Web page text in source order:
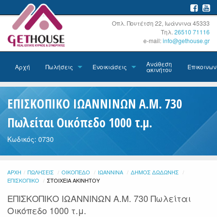
Οπλ. Πουτέτση 22, Ιωάννινα 45333
Τηλ. 26510 71116
e-mail:info@gethouse.gr
Αρχή Πωλήσεις Ενοικιάσεις Ανάθεση
ακινήτου
ΕΠΙΣΚΟΠΙΚΟ ΙΩΑΝΝΙΝΩΝ Α.Μ. 730
Πωλείται Οικόπεδο 1000 τ.μ.
Κωδικός: 0730
ΑΡΧΉ ΠΩΛΉΣΕΙΣ ΟΙΚΌΠΕΔΟ ΙΩΆΝΝΙΝΑ
ΔΉΜΟΣ ΔΩΔΏΝΗΣ
ΕΠΙΣΚΟΠΙΚΌ
ΤΡΈΧΟΥΣΑ:
ΣΤΟΙΧΕΊΑ ΑΚΙΝΉΤΟΥ
ΕΠΙΣΚΟΠΙΚΟ ΙΩΑΝΝΙΝΩΝ Α.Μ. 730 Πωλείται
Οικόπεδο 1000 τ.μ.